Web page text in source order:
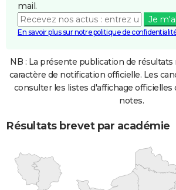
mail.
Je
En savoir plus sur notre politique de
NB : La présente publication de
caractère de notification officielle. Les
consulter les listes d'affichage officielles
notes.
Résultats brevet par académie